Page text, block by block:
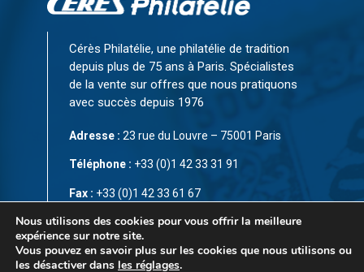
Cérès Philatélie, une philatélie de tradition
depuis plus de 75 ans à Paris. Spécialistes
de la vente sur offres que nous pratiquons
avec succès depuis 1976
Adresse : 23 rue du Louvre – 75001 Paris
Téléphone : +33 (0)1 42 33 31 91
Fax : +33 (0)1 42 33 61 67
Email:infos@ceres-philatelie.com
CGV
Nous utilisons des cookies pour vous offrir la meilleure
expérience sur notre site.
Vous pouvez en savoir plus sur les cookies que nous utilisons ou
les désactiver dans les réglages.